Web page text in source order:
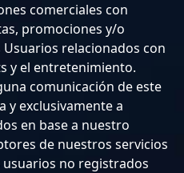
comerciales con
promociones y/o
relacionados con
y el entretenimiento.
comunicación de este
y exclusivamente a
en base a nuestro
de nuestros servicios
no registrados